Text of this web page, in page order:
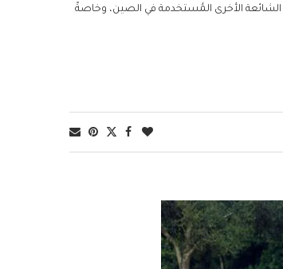
الأخرى المُستخدمة في الصين، وخاصةً